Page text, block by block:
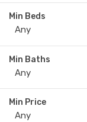
Min Beds
Min Baths
Min Price